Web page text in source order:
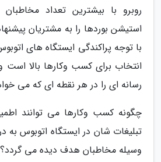
روبرو با بیشترین تعداد
استیشن بوردها را به مشتریان
با توجه پراکندگی ایستگاه های
انتخاب برای کسب وکارها بالا است
رسانه ای را در هر نقطه ای که می
چگونه کسب وکارها می توانند
تبلیغات شان در ایستگاه اتوبوس
وسیله مخاطبان هدف دیده می گردد؟